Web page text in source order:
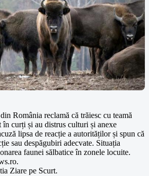
România reclamă că trăiesc cu teamă
curți și au distrus culturi și anexe
lipsa de reacție a autorităților și spun că
sau despăgubiri adecvate. Situația
faunei sălbatice în zonele locuite.
Ziare pe Scurt.